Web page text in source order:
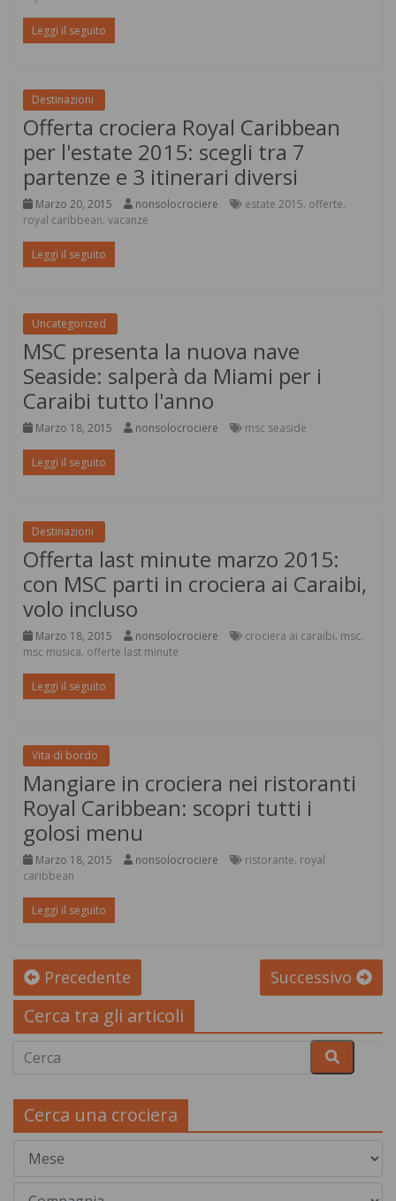
Leggi il seguito
Destinazioni
Offerta crociera Royal Caribbean
per l'estate 2015: scegli tra 7
partenze e 3 itinerari diversi
Marzo 20, 2015 nonsolocrociere estate 2015, offerte,
royal caribbean, vacanze
Leggi il seguito
Uncategorized
MSC presenta la nuova nave
Seaside: salperà da Miami per i
Caraibi tutto l'anno
Marzo 18, 2015 nonsolocrociere msc seaside
Leggi il seguito
Destinazioni
Offerta last minute marzo 2015:
con MSC parti in crociera ai Caraibi,
volo incluso
Marzo 18, 2015 nonsolocrociere crociera ai caraibi, msc,
msc musica, offerte last minute
Leggi il seguito
Vita di bordo
Mangiare in crociera nei ristoranti
Royal Caribbean: scopri tutti i
golosi menu
Marzo 18, 2015 nonsolocrociere ristorante, royal
caribbean
Leggi il seguito
Precedente Successivo
Cerca tra gli articoli
Cerca una crociera